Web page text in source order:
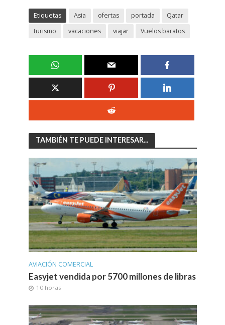
Etiquetas Asia ofertas portada
Qatar
turismo
vacaciones viajar Vuelos baratos
TAMBIÉN TE PUEDE INTERESAR...
AVIACIÓN COMERCIAL
Easyjet vendida por 5700 millones de libras
10 horas